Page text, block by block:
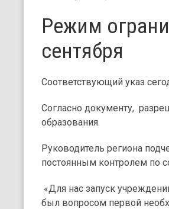
Режим
сентября
Соответствующий указ
Согласно документу,
образования.
Руководитель региона
постоянным контролем по
«Для нас запуск
был вопросом первой